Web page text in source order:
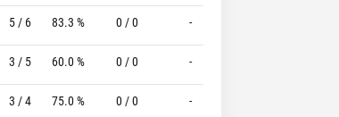
5 / 6 83.3 % 0 / 0 -
3 / 5 60.0 % 0 / 0 -
3 / 4 75.0 % 0 / 0 -